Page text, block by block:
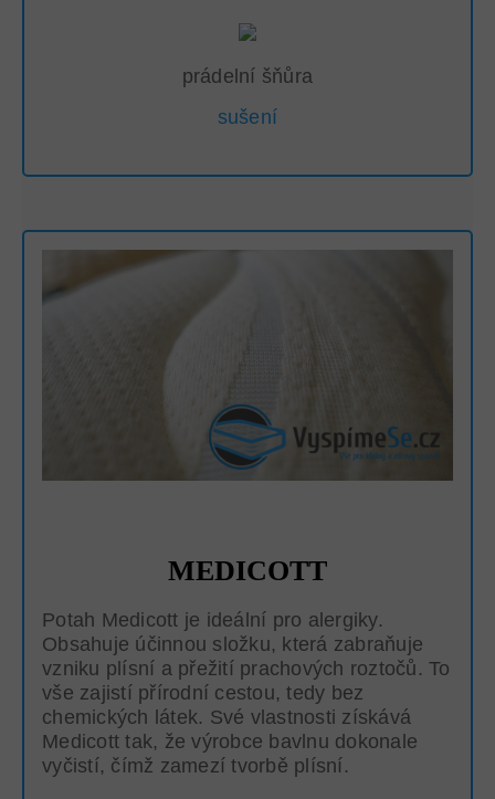
prádelní šňůra
sušení
MEDICOTT
Potah Medicott je ideální pro alergiky.
Obsahuje účinnou složku, která zabraňuje
vzniku plísní a přežití prachových roztočů. To
vše zajistí přírodní cestou, tedy bez
chemických látek. Své vlastnosti získává
Medicott tak, že výrobce bavlnu dokonale
vyčistí, čímž zamezí tvorbě plísní.